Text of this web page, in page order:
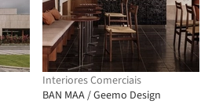
Interiores Comerciais
BAN MAA / Geemo Design